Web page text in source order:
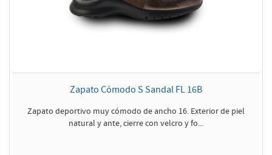
Zapato Cómodo S Sandal FL 16B
Zapato deportivo muy cómodo de ancho 16. Exterior de piel
natural y ante, cierre con velcro y fo...